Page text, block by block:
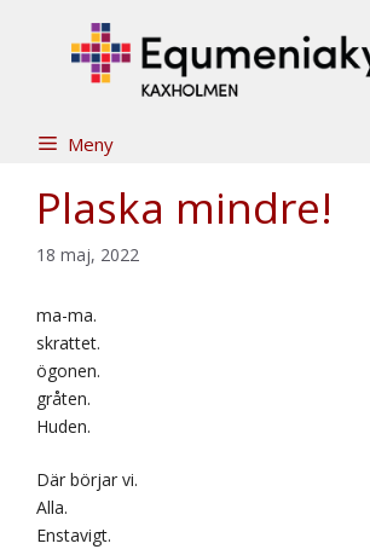
Meny
Plaska mindre!
18 maj, 2022
ma-ma.
skrattet.
ögonen.
gråten.
Huden.
Där börjar vi.
Alla.
Enstavigt.